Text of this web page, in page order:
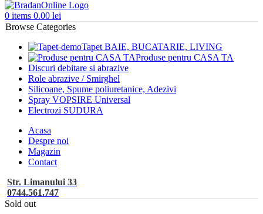
0 items 0.00 lei
Browse Categories
Tapet BAIE, BUCATARIE, LIVING
Produse pentru CASA TA
Discuri debitare si abrazive
Role abrazive / Smirghel
Silicoane, Spume poliuretanice, Adezivi
Spray VOPSIRE Universal
Electrozi SUDURA
Acasa
Despre noi
Magazin
Contact
Str. Limanului 33
0744.561.747
Sold out